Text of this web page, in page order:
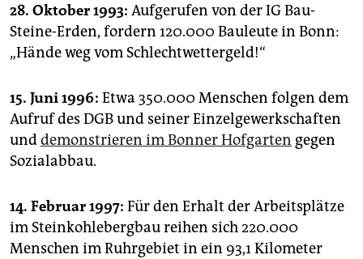
28. Oktober 1993: Aufgerufen von der IG Bau-
Steine-Erden, fordern 120.000 Bauleute in Bonn:
„Hände weg vom Schlechtwettergeld!“
15. Juni 1996: Etwa 350.000 Menschen folgen dem
Aufruf des DGB und seiner Einzelgewerkschaften
unddemonstrieren im Bonner Hofgarten gegen
Sozialabbau.
14. Februar 1997: Für den Erhalt der Arbeitsplätze
im Steinkohlebergbau reihen sich 220.000
Menschen im Ruhrgebiet in ein 93,1 Kilometer